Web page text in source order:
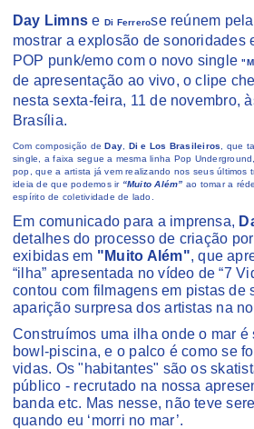
Day Limnse Di Ferrerose reúnem
mostrar a explosão de sonoridades
POP punk/emo com o novo single
de apresentação ao vivo, o clipe
nesta sexta-feira, 11 de novembro,
Brasília.
Com composição deDay Di e Los Brasileiros
, que
single, a faixa segue a mesma linha Pop
pop, que a artista já vem realizando nos seus últimos
ideia de que podemos ir “Muito Além” ao tomar a
espírito de coletividade de lado.
Em comunicado para a imprensa,
detalhes do processo de criação
exibidas em "Muito Além", que
“ilha” apresentada no vídeo de “7
contou com filmagens em pistas de
aparição surpresa dos artistas na
Construímos uma ilha onde o mar
bowl-piscina, e o palco é como se
vidas. Os "habitantes" são os
público - recrutado na nossa
banda etc. Mas nesse, não teve
quando eu ‘morri no mar’.